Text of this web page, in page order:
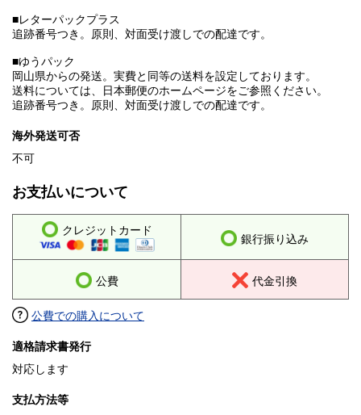
■レターパックプラス
追跡番号つき。原則、対面受け渡しでの配達です。
■ゆうパック
岡山県からの発送。実費と同等の送料を設定しております。
送料については、日本郵便のホームページをご参照ください。
追跡番号つき。原則、対面受け渡しでの配達です。
海外発送可否
不可
お支払いについて
クレジットカード
銀行振り込み
公費 代金引換
公費での購入について
適格請求書発行
対応します
支払方法等